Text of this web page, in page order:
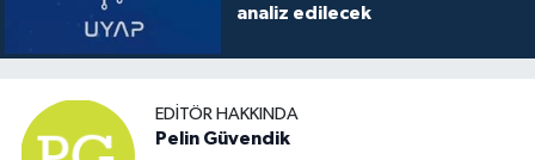
analiz edilecek
EDITÖR HAKKINDA
Pelin Güvendik